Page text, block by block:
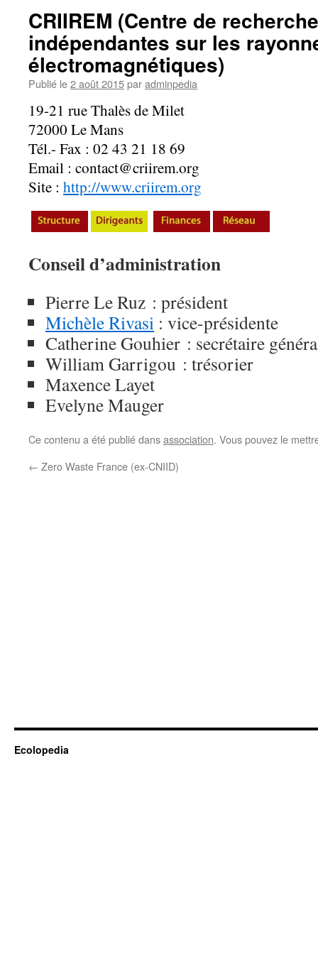
CRIIREM (Centre de
indépendantes sur les
électromagnétiques)
Publié le2 août 2015paradminpedia
19-21 rue Thalès de Milet
72000 Le Mans
Tél.- Fax : 02 43 21 18 69
Email : contact@criirem.org
Site : http://www.criirem.org
Conseil d’administration
Pierre Le Ruz : président
Michèle Rivasi : vice-présidente
Catherine Gouhier : secrétaire
William Garrigou : trésorier
Maxence Layet
Evelyne Mauger
Ce contenu a été publié dansassociation. Vous pouvez le
← Zero Waste France (ex-CNIID)
Ecolopedia